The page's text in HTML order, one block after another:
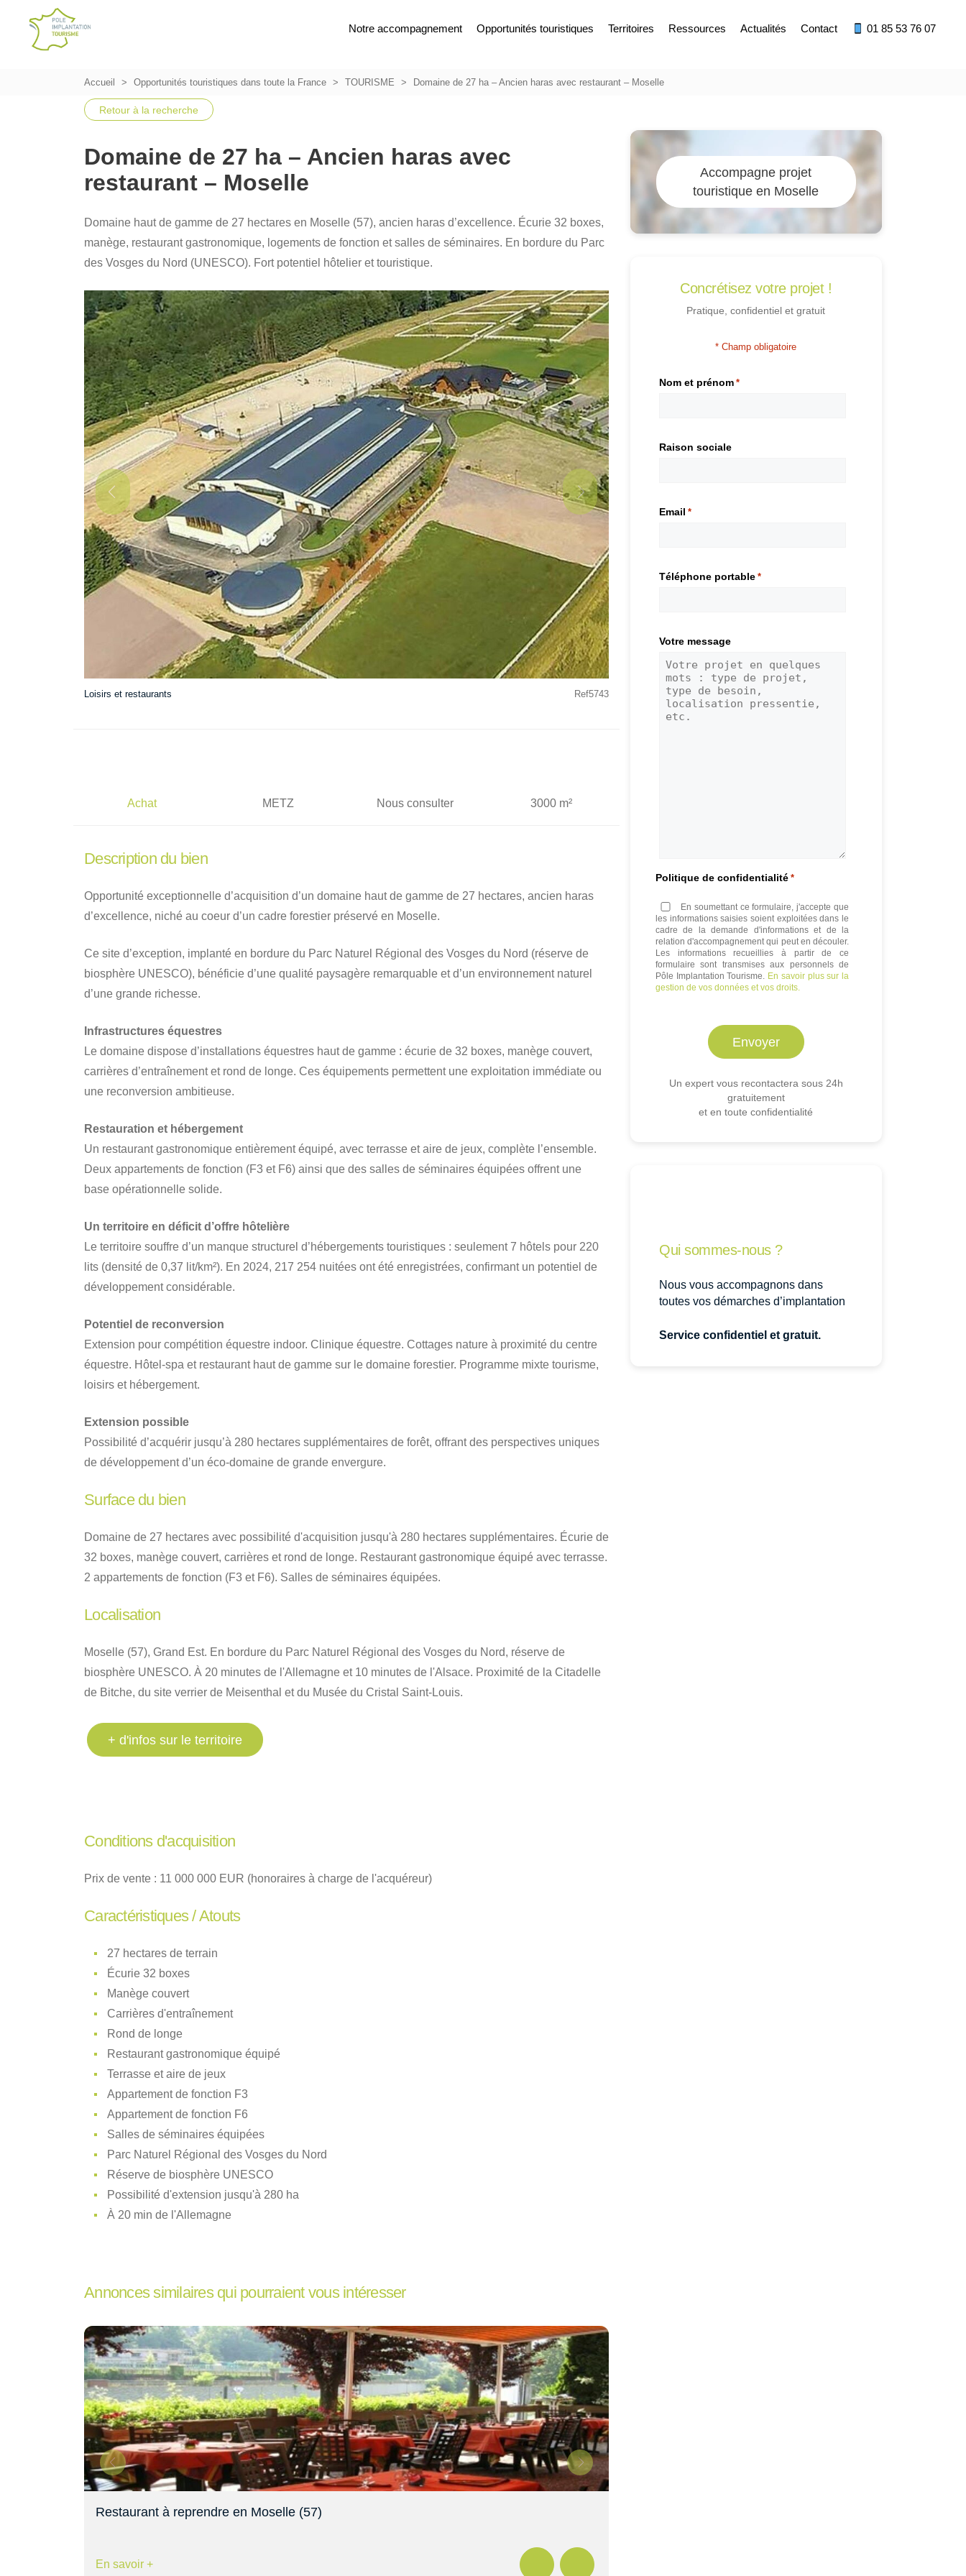
Notre accompagnement Opportunités touristiques Territoires Ressources Actualités Contact 01 85 53 76 07
Accueil Opportunités touristiques dans toute la France TOURISME Domaine de 27 ha – Ancien haras avec restaurant – Moselle
Retour à la recherche
Domaine de 27 ha – Ancien haras avec
restaurant – Moselle
Domaine haut de gamme de 27 hectares en Moselle (57), ancien haras d’excellence. Écurie 32 boxes,
manège, restaurant gastronomique, logements de fonction et salles de séminaires. En bordure du Parc
des Vosges du Nord (UNESCO). Fort potentiel hôtelier et touristique.
Loisirs et restaurants Ref5743
Achat METZ Nous consulter 3000 m²
Description du bien
Opportunité exceptionnelle d’acquisition d’un domaine haut de gamme de 27 hectares, ancien haras
d’excellence, niché au coeur d’un cadre forestier préservé en Moselle.
Ce site d’exception, implanté en bordure du Parc Naturel Régional des Vosges du Nord (réserve de
biosphère UNESCO), bénéficie d’une qualité paysagère remarquable et d’un environnement naturel
d’une grande richesse.
Infrastructures équestres
Le domaine dispose d’installations équestres haut de gamme : écurie de 32 boxes, manège couvert,
carrières d’entraînement et rond de longe. Ces équipements permettent une exploitation immédiate ou
une reconversion ambitieuse.
Restauration et hébergement
Un restaurant gastronomique entièrement équipé, avec terrasse et aire de jeux, complète l’ensemble.
Deux appartements de fonction (F3 et F6) ainsi que des salles de séminaires équipées offrent une
base opérationnelle solide.
Un territoire en déficit d’offre hôtelière
Le territoire souffre d’un manque structurel d’hébergements touristiques : seulement 7 hôtels pour 220
lits (densité de 0,37 lit/km²). En 2024, 217 254 nuitées ont été enregistrées, confirmant un potentiel de
développement considérable.
Potentiel de reconversion
Extension pour compétition équestre indoor. Clinique équestre. Cottages nature à proximité du centre
équestre. Hôtel-spa et restaurant haut de gamme sur le domaine forestier. Programme mixte tourisme,
loisirs et hébergement.
Extension possible
Possibilité d’acquérir jusqu’à 280 hectares supplémentaires de forêt, offrant des perspectives uniques
de développement d’un éco-domaine de grande envergure.
Surface du bien
Domaine de 27 hectares avec possibilité d'acquisition jusqu'à 280 hectares supplémentaires. Écurie de
32 boxes, manège couvert, carrières et rond de longe. Restaurant gastronomique équipé avec terrasse.
2 appartements de fonction (F3 et F6). Salles de séminaires équipées.
Localisation
Moselle (57), Grand Est. En bordure du Parc Naturel Régional des Vosges du Nord, réserve de
biosphère UNESCO. À 20 minutes de l'Allemagne et 10 minutes de l'Alsace. Proximité de la Citadelle
de Bitche, du site verrier de Meisenthal et du Musée du Cristal Saint-Louis.
+ d'infos sur le territoire
Conditions d'acquisition
Prix de vente : 11 000 000 EUR (honoraires à charge de l'acquéreur)
Caractéristiques / Atouts
27 hectares de terrain
Écurie 32 boxes
Manège couvert
Carrières d'entraînement
Rond de longe
Restaurant gastronomique équipé
Terrasse et aire de jeux
Appartement de fonction F3
Appartement de fonction F6
Salles de séminaires équipées
Parc Naturel Régional des Vosges du Nord
Réserve de biosphère UNESCO
Possibilité d'extension jusqu'à 280 ha
À 20 min de l'Allemagne
Annonces similaires qui pourraient vous intéresser
Restaurant à reprendre en Moselle (57)
En savoir +
Accompagne projet
touristique en Moselle
Concrétisez votre projet !
Pratique, confidentiel et gratuit
* Champ obligatoire
Nom et prénom *
Raison sociale
Email *
Téléphone portable *
Votre message
Politique de confidentialité *
En soumettant ce formulaire, j'accepte que
les informations saisies soient exploitées dans le
cadre de la demande d'informations et de la
relation d'accompagnement qui peut en découler.
Les informations recueillies à partir de ce
formulaire sont transmises aux personnels de
Pôle Implantation Tourisme. En savoir plus sur la
gestion de vos données et vos droits.
Un expert vous recontactera sous 24h
gratuitement
et en toute confidentialité
Qui sommes-nous ?
Nous vous accompagnons dans
toutes vos démarches d’implantation
Service confidentiel et gratuit.